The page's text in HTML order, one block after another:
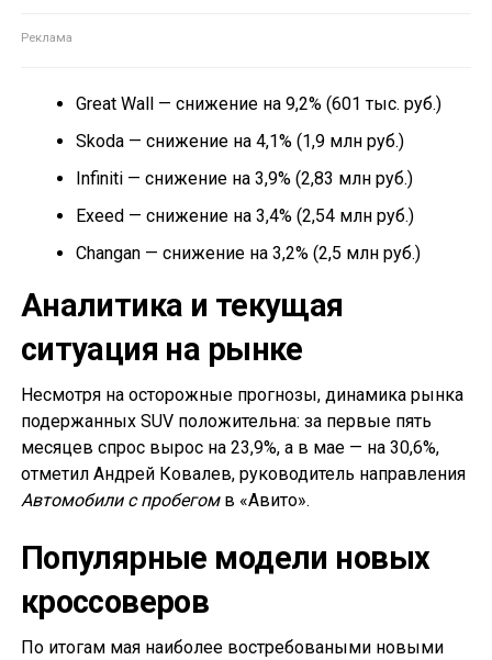
Great Wall — снижение на 9,2% (601 тыс. руб.)
Skoda — снижение на 4,1% (1,9 млн руб.)
Infiniti — снижение на 3,9% (2,83 млн руб.)
Exeed — снижение на 3,4% (2,54 млн руб.)
Changan — снижение на 3,2% (2,5 млн руб.)
Аналитика и текущая
ситуация на рынке
Несмотря на осторожные прогнозы, динамика рынка
подержанных SUV положительна: за первые пять
месяцев спрос вырос на 23,9%, а в мае — на 30,6%,
отметил Андрей Ковалев, руководитель направления
Автомобили с пробегомв «Авито».
Популярные модели новых
кроссоверов
По итогам мая наиболее востребоваными новыми